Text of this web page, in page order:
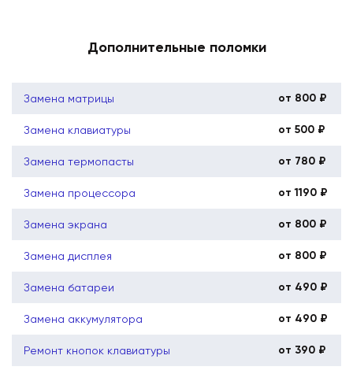
Дополнительные поломки
Замена матрицы от 800 ₽
Замена клавиатуры от 500 ₽
Замена термопасты от 780 ₽
Замена процессора от 1190 ₽
Замена экрана от 800 ₽
Замена дисплея от 800 ₽
Замена батареи от 490 ₽
Замена аккумулятора от 490 ₽
Ремонт кнопок клавиатуры от 390 ₽